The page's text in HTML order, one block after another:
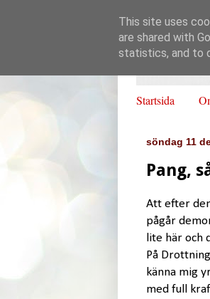
Startsida
söndag 11
Pang,
Att efter
pågår
lite här och
På
känna mig
med full
This site uses
are shared with
statistics, and to